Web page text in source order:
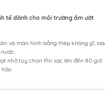
tế dành cho môi trường ẩm ướt
và màn hình bằng thép không gĩ,
nhờ tùy chọn Pin sạc lên đến 80 giờ
hảo